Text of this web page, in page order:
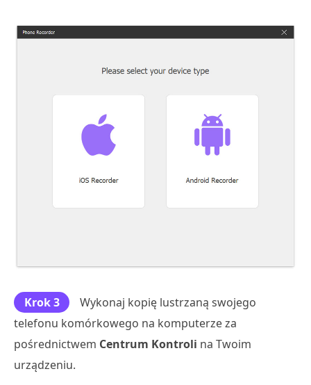
Krok 3
Wykonaj kopię lustrzaną swojego
telefonu komórkowego na komputerze za
pośrednictwem Centrum Kontroli na Twoim
urządzeniu.